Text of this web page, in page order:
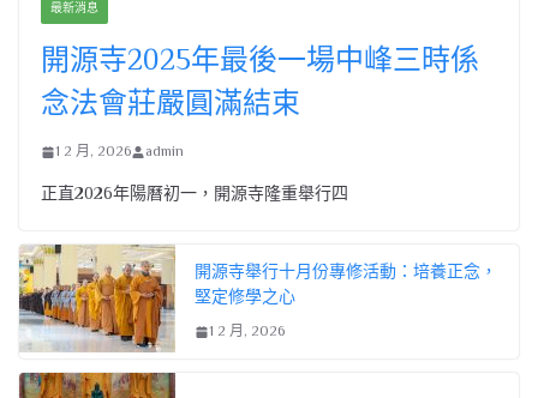
最新消息
開源寺2025年最後一場中峰三時係
念法會莊嚴圓滿結束
1 2 月, 2026 admin
正直2026年陽曆初一，開源寺隆重舉行四
開源寺舉行十月份專修活動：培養正念，
堅定修學之心
1 2 月, 2026